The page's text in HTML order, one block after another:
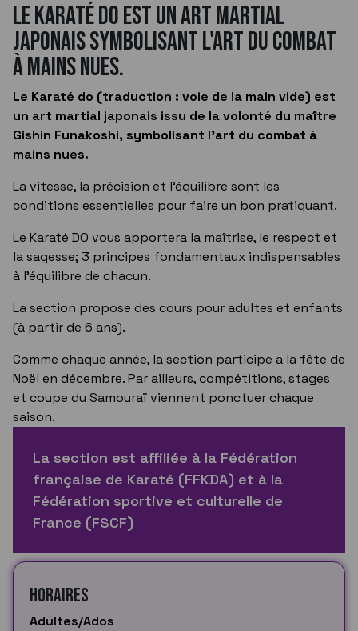
Le Karaté do est un art martial
japonais symbolisant l'art du combat
à mains nues.
Le Karaté do (traduction : voie de la main vide) est
un art martial japonais issu de la volonté du maître
Gishin Funakoshi, symbolisant l'art du combat à
mains nues.
La vitesse, la précision et l'équilibre sont les
conditions essentielles pour faire un bon pratiquant.
Le Karaté DO vous apportera la maîtrise, le respect et
la sagesse; 3 principes fondamentaux indispensables
à l'équilibre de chacun.
La section propose des cours pour adultes et enfants
(à partir de 6 ans).
Comme chaque année, la section participe a la fête de
Noël en décembre. Par ailleurs, compétitions, stages
et coupe du Samouraï viennent ponctuer chaque
saison.
La section est affiliée à la Fédération
française de Karaté (FFKDA) et à la
Fédération sportive et culturelle de
France (FSCF)
Horaires
Adultes/Ados